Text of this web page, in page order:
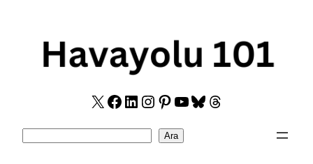
X Facebook
LinkedIn
Instagram
Pinterest
YouTube
Bluesky
Threads
Ara